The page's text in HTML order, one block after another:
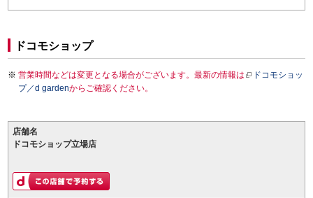
ドコモショップ
営業時間などは変更となる場合がございます。最新の情報は
ドコモショッ
プ／d gardenからご確認ください。
店舗名
ドコモショップ立場店